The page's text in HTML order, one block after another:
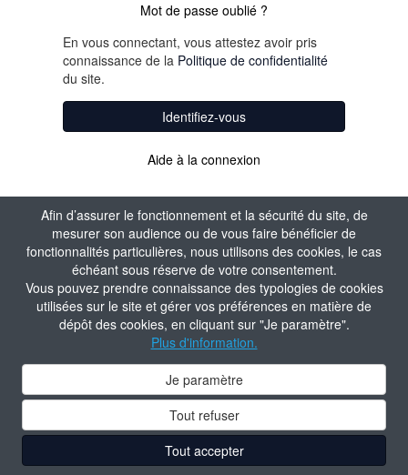
Afin d’assurer le fonctionnement et la sécurité du site, de
mesurer son audience ou de vous faire bénéficier de
fonctionnalités particulières, nous utilisons des cookies, le cas
échéant sous réserve de votre consentement.
Vous pouvez prendre connaissance des typologies de cookies
utilisées sur le site et gérer vos préférences en matière de
dépôt des cookies, en cliquant sur "Je paramètre".
Plus d'information.
Je paramètre
Tout refuser
Tout accepter
Mot de passe oublié ?
En vous connectant, vous attestez avoir pris
connaissance de la Politique de confidentialité
du site.
Identifiez-vous
Aide à la connexion